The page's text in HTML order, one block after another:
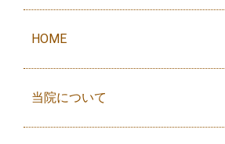
HOME
当院について